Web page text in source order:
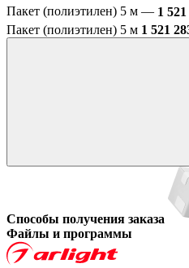
Пакет (полиэтилен) 5 м — 1
Пакет (полиэтилен) 5 м 1 521
Способы получения заказа
Файлы и программы